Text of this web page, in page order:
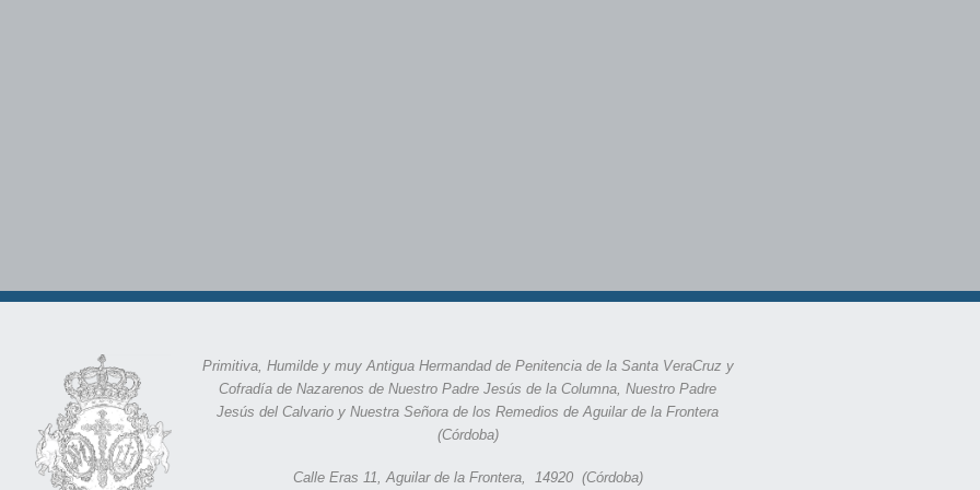
Primitiva, Humilde y muy Antigua Hermandad de Penitencia de la Santa VeraCruz y
Cofradía de Nazarenos de Nuestro Padre Jesús de la Columna, Nuestro Padre
Jesús del Calvario y Nuestra Señora de los Remedios de Aguilar de la Frontera
(Córdoba)
Calle Eras 11,Aguilar de la Frontera, 14920 (Córdoba)